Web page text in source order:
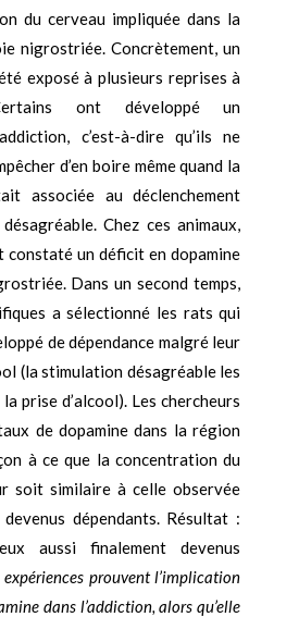
du cerveau impliquée dans la
nigrostriée. Concrètement, un
exposé à plusieurs reprises à
ont développé un
c’est-à-dire qu’ils ne
d’en boire même quand la
associée au déclenchement
Chez ces animaux,
constaté un déficit en dopamine
Dans un second temps,
a sélectionné les rats qui
de dépendance malgré leur
(la stimulation désagréable les
prise d’alcool). Les chercheurs
de dopamine dans la région
à ce que la concentration du
soit similaire à celle observée
dépendants. Résultat :
aussi finalement devenus
expériences prouvent l’implication
dans l’addiction, alors qu’elle